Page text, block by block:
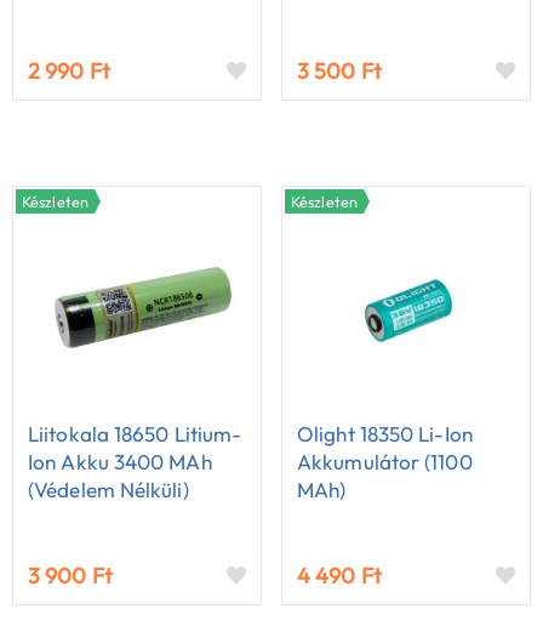
2 990 Ft 3 500 Ft
Készleten
Liitokala 18650 Litium-
Ion Akku 3400 MAh
(védelem Nélküli)
3 900 Ft
Készleten
Olight 18350 Li-Ion
Akkumulátor (1100
MAh)
4 490 Ft